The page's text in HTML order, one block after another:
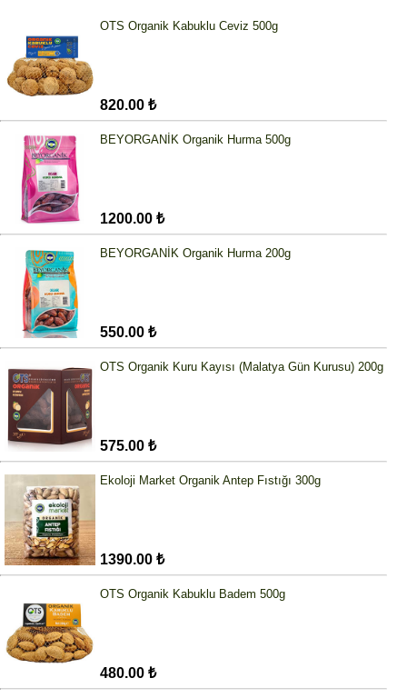
OTS Organik Kabuklu Ceviz 500g
820.00 ₺
BEYORGANİK Organik Hurma 500g
1200.00 ₺
BEYORGANİK Organik Hurma 200g
550.00 ₺
OTS Organik Kuru Kayısı (Malatya Gün Kurusu) 200g
575.00 ₺
Ekoloji Market Organik Antep Fıstığı 300g
1390.00 ₺
OTS Organik Kabuklu Badem 500g
480.00 ₺